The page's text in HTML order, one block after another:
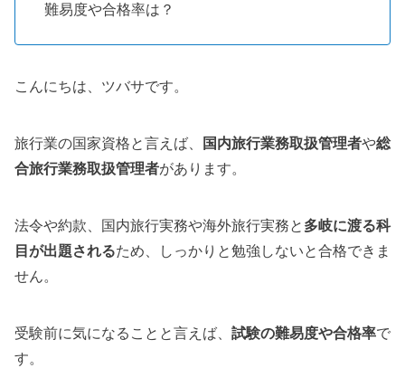
難易度や合格率は？
こんにちは、ツバサです。
旅行業の国家資格と言えば、 国内旅行業務取扱管理者や総
合旅行業務取扱管理者があります。
法令や約款、国内旅行実務や海外旅行実務と 多岐に渡る科
目が出題されるため、しっかりと勉強しないと合格できま
せん。
受験前に気になることと言えば、 試験の難易度や合格率で
す。